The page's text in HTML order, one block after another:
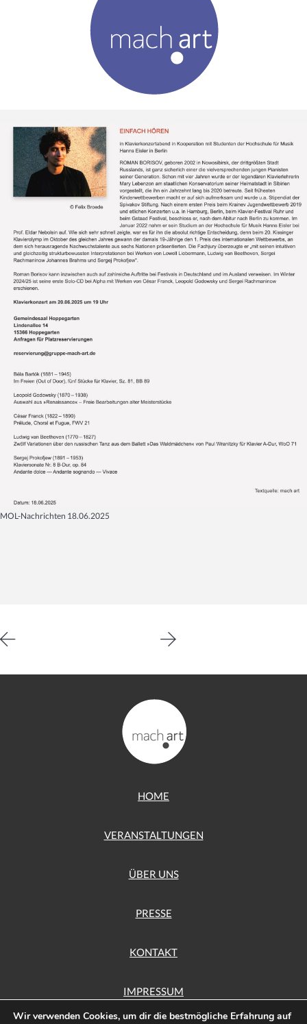
MOL-Nachrichten 18.06.2025
HOME
VERANSTALTUNGEN
ÜBER UNS
PRESSE
KONTAKT
IMPRESSUM
Wir verwenden Cookies, um dir die bestmögliche Erfahrung auf